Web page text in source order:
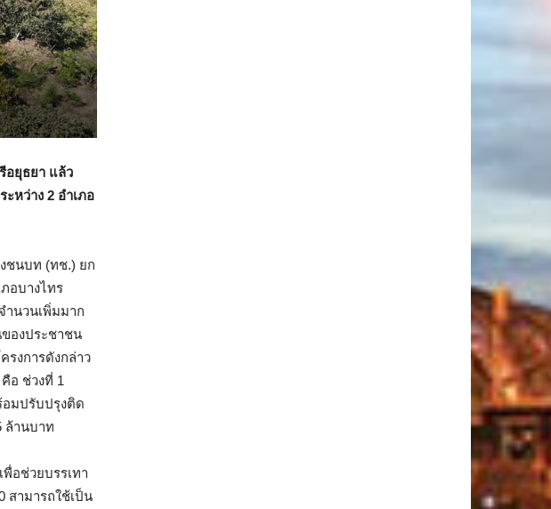
อยุธยา แล้ว
หว่าง 2 อำเภอ
ชนบท (ทช.) ยก
อบางไทร
ำนวนเพิ่มมาก
องประชาชน
รงการดังกล่าว
อ ช่วงที่ 1
อมปรับปรุงติด
ล้านบาท
อช่วยบรรเทา
สามารถใช้เป็น